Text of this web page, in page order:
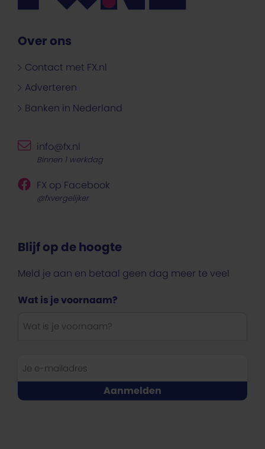
Over ons
Contact met FX.nl
Adverteren
Banken in Nederland
Blijf op de hoogte
Meld je aan en betaal geen dag meer te veel
Wat is je voornaam?
info@fx.nl
Binnen 1 werkdag
FX op Facebook
@fxvergelijker